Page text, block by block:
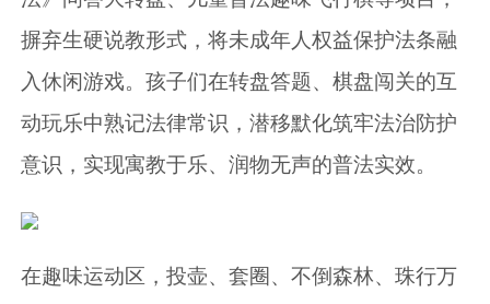
摒弃生硬说教形式，将未成年人权益保护法条融
入休闲游戏。孩子们在转盘答题、棋盘闯关的互
动玩乐中熟记法律常识，潜移默化筑牢法治防护
意识，实现寓教于乐、润物无声的普法实效。
在趣味运动区，投壶、套圈、不倒森林、珠行万